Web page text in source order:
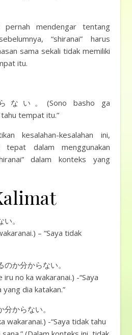
pernah mendengar tentang
“shiranai” harus
sama sekali tidak memiliki
itu.
い。(Sono basho ga
tahu tempat itu.”
kesalahan-kesalahan ini,
dalam menggunakan
dalam konteks yang
。
– “Saya tidak
か分からない。
no ka wakaranai.) -“Saya
dia katakan.”
からない。
wakaranai.) -“Saya tidak tahu